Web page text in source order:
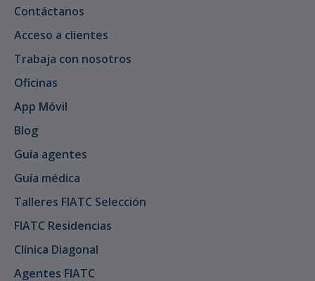
Contáctanos
Acceso a clientes
Trabaja con nosotros
Oficinas
App Móvil
Blog
Guía agentes
Guía médica
Talleres FIATC Selección
FIATC Residencias
Clínica Diagonal
Agentes FIATC